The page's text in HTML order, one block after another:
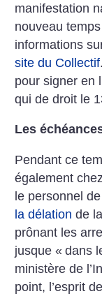
manifestation
nouveau
informations
site du Collectif
pour signer en
qui de droit le
Les
Pendant ce
également
le personnel
la délation de
prônant les
jusque « dans
ministère de
point, l’esprit